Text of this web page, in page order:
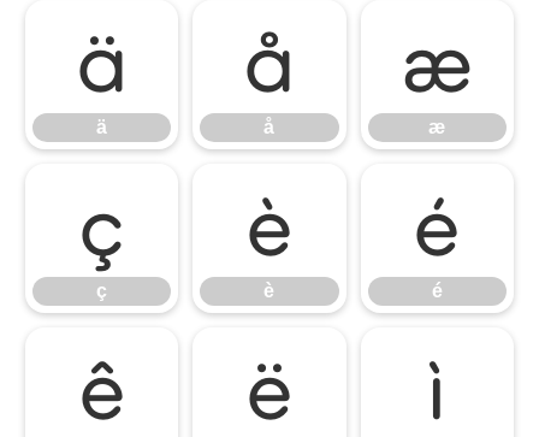
ä
ä
å
å
æ
æ
ç
ç
è
è
é
é
ê ë ì